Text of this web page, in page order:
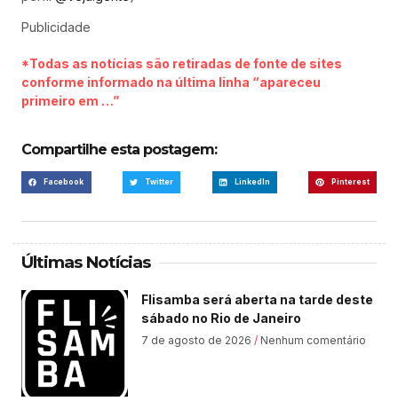
Publicidade
*Todas as notícias são retiradas de fonte de sites
conforme informado na última linha “apareceu
primeiro em …”
Compartilhe esta postagem:
Facebook Twitter LinkedIn Pinterest
Últimas Notícias
Flisamba será aberta na tarde deste
sábado no Rio de Janeiro
7 de agosto de 2026 Nenhum comentário